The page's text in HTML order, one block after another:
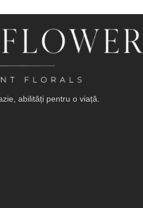
abilități pentru o viață.